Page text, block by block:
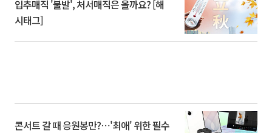
입추매직 '불발', 처서매직은 올까요? [해
시태그]
콘서트 갈 때 응원봉만?⋯'최애' 위한 필수